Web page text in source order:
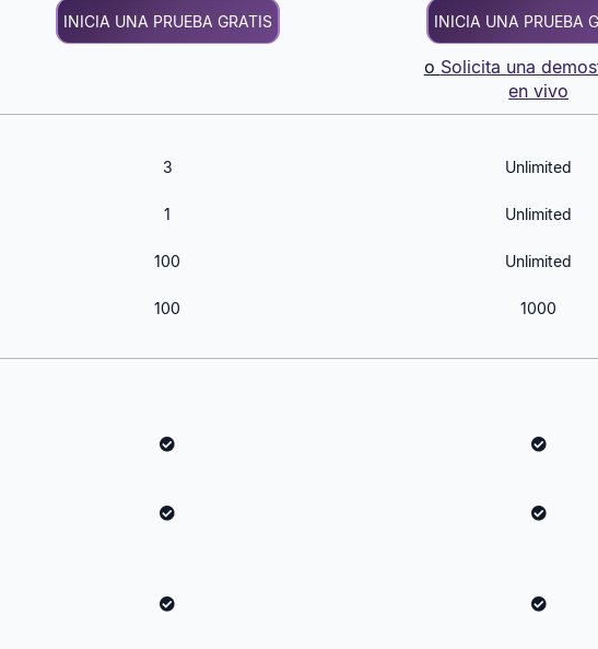
INICIA UNA PRUEBA GRATIS INICIA UNA PRUEBA
o Solicita una
en vivo
3 Unlimited
1 Unlimited
100 Unlimited
100 1000